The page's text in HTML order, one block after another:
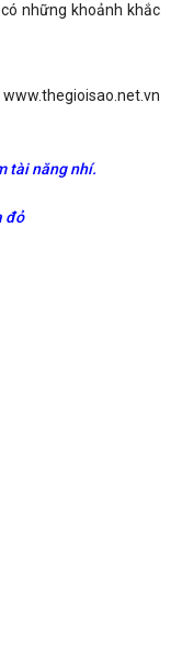
những khoảnh khắc
www.thegioisao.net.vn
tài năng nhí.
đỏ